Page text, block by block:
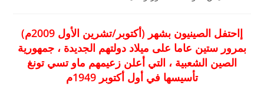
إاحتفل الصينيون بشهر (أكتوبر/تشرين الأول 2009م)
بمرور ستين عاما على ميلاد دولتهم الجديدة ، جمهورية
الصين الشعبية ، التي أعلن زعيمهم ماو تسي تونغ
تأسيسها في أول أكتوبر 1949م